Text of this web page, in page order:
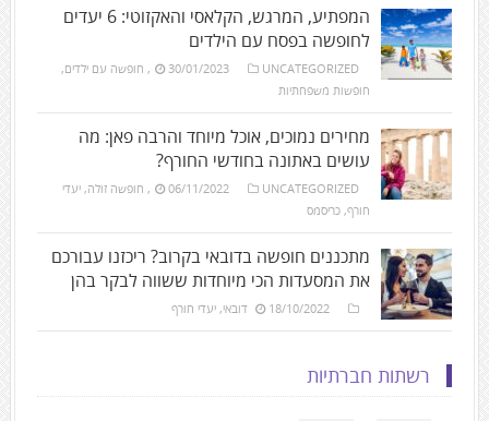
המפתיע, המרגש, הקלאסי והאקזוטי: 6 יעדים
לחופשה בפסח עם הילדים
30/01/2023 UNCATEGORIZED
, חופשה עם ילדים,
חופשות משפחתיות
מחירים נמוכים, אוכל מיוחד והרבה פאן: מה
עושים באתונה בחודשי החורף?
06/11/2022 UNCATEGORIZED
, חופשה זולה, יעדי
חורף, כריסמס
מתכננים חופשה בדובאי בקרוב? ריכזנו עבורכם
את המסעדות הכי מיוחדות ששווה לבקר בהן
18/10/2022 דובאי, יעדי חורף
רשתות חברתיות